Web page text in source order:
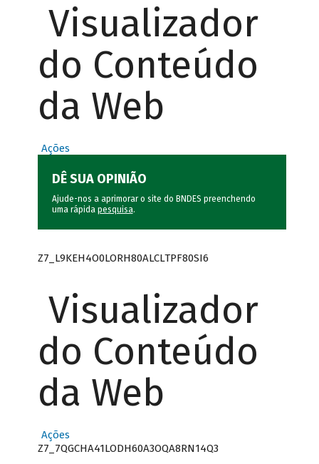
Visualizador
do Conteúdo
da Web
Ações
DÊ SUA OPINIÃO
Ajude-nos a aprimorar o site do BNDES preenchendo
uma rápida pesquisa.
Z7_L9KEH4O0LORH80ALCLTPF80SI6
Visualizador
do Conteúdo
da Web
Ações
Z7_7QGCHA41LODH60A3OQA8RN14Q3